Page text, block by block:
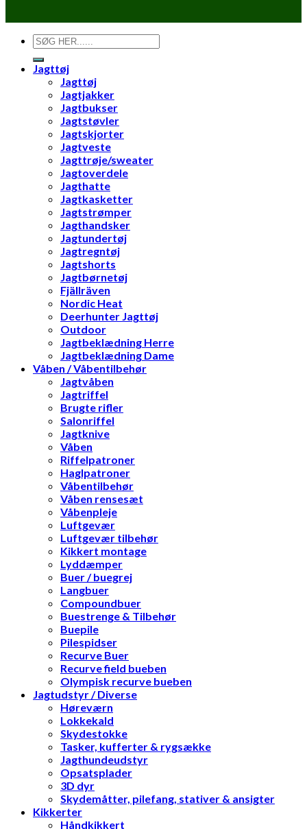
Søg
efter:
Jagttøj
Jagttøj
Jagtjakker
Jagtbukser
Jagtstøvler
Jagtskjorter
Jagtveste
Jagttrøje/sweater
Jagtoverdele
Jagthatte
Jagtkasketter
Jagtstrømper
Jagthandsker
Jagtundertøj
Jagtregntøj
Jagtshorts
Jagtbørnetøj
Fjällräven
Nordic Heat
Deerhunter Jagttøj
Outdoor
Jagtbeklædning Herre
Jagtbeklædning Dame
Våben / Våbentilbehør
Jagtvåben
Jagtriffel
Brugte rifler
Salonriffel
Jagtknive
Våben
Riffelpatroner
Haglpatroner
Våbentilbehør
Våben rensesæt
Våbenpleje
Luftgevær
Luftgevær tilbehør
Kikkert montage
Lyddæmper
Buer / buegrej
Langbuer
Compoundbuer
Buestrenge & Tilbehør
Buepile
Pilespidser
Recurve Buer
Recurve field bueben
Olympisk recurve bueben
Jagtudstyr / Diverse
Høreværn
Lokkekald
Skydestokke
Tasker, kufferter & rygsække
Jagthundeudstyr
Opsatsplader
3D dyr
Skydemåtter, pilefang, stativer & ansigter
Kikkerter
Håndkikkert